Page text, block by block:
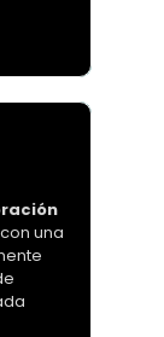
una
una